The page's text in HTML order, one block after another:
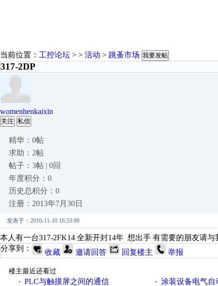
当前位置： 工控论坛 > > 活动 > 跳蚤市场 我要发帖
317-2DP
womenhenkaixin
关注 私信
精华：0帖
求助：2帖
帖子：3帖 | 0回
年度积分：0
历史总积分：0
注册：2013年7月30日
发表于：2016-11-10 16:33:09
本人有一台317-2FK14 全新开封14年 想出手 有需要的朋友请
分享到：
收藏 邀请回答 回复楼主 举报
楼主最近还看过
· PLC与触摸屏之间的通信 · 涂装设备电气自